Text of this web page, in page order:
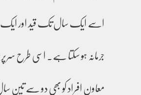
اسے ایک سال تک قید اور ایک
جرمانہ ہو سکتا ہے۔ اسی طرح
معاون افراد کو بھی دو سے تین